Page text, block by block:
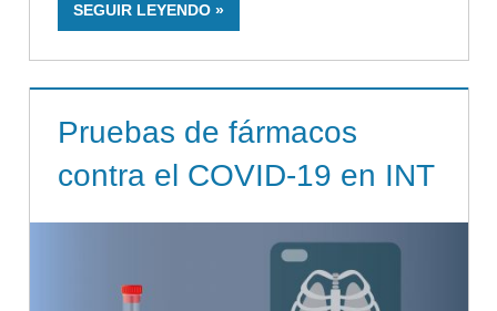
SEGUIR LEYENDO
Pruebas de fármacos
contra el COVID-19 en INT